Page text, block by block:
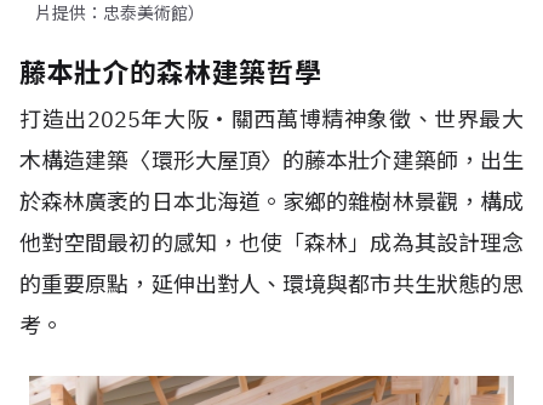
片提供：忠泰美術館）
藤本壯介的森林建築哲學
打造出2025年大阪・關西萬博精神象徵、世界最大
木構造建築〈環形大屋頂〉的藤本壯介建築師，出生
於森林廣袤的日本北海道。家鄉的雜樹林景觀，構成
他對空間最初的感知，也使「森林」成為其設計理念
的重要原點，延伸出對人、環境與都市共生狀態的思
考。